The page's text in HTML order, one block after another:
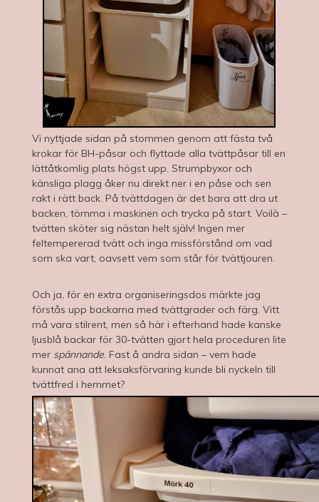
Vi nyttjade sidan på stommen genom att fästa två
krokar för BH-påsar och flyttade alla tvättpåsar till en
lättåtkomlig plats högst upp. Strumpbyxor och
känsliga plagg åker nu direkt ner i en påse och sen
rakt i rätt back. På tvättdagen är det bara att dra ut
backen, tömma i maskinen och trycka på start. Voilà –
tvätten sköter sig nästan helt själv! Ingen mer
feltempererad tvätt och inga missförstånd om vad
som ska vart, oavsett vem som står för tvättjouren.
Och ja, för en extra organiseringsdos märkte jag
förstås upp backarna med tvättgrader och färg. Vitt
må vara stilrent, men så här i efterhand hade kanske
ljusblå backar för 30-tvätten gjort hela proceduren lite
mer spännande. Fast å andra sidan – vem hade
kunnat ana att leksaksförvaring kunde bli nyckeln till
tvättfred i hemmet?